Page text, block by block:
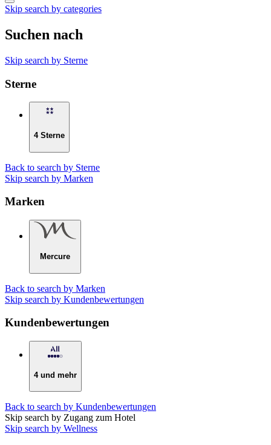
Skip search by categories
Suchen nach
Skip search by Sterne
Sterne
4 Sterne
Back to search by Sterne
Skip search by Marken
Marken
Mercure
Back to search by Marken
Skip search by Kundenbewertungen
Kundenbewertungen
4 und mehr
Back to search by Kundenbewertungen
Skip search by Zugang zum Hotel
Skip search by Wellness